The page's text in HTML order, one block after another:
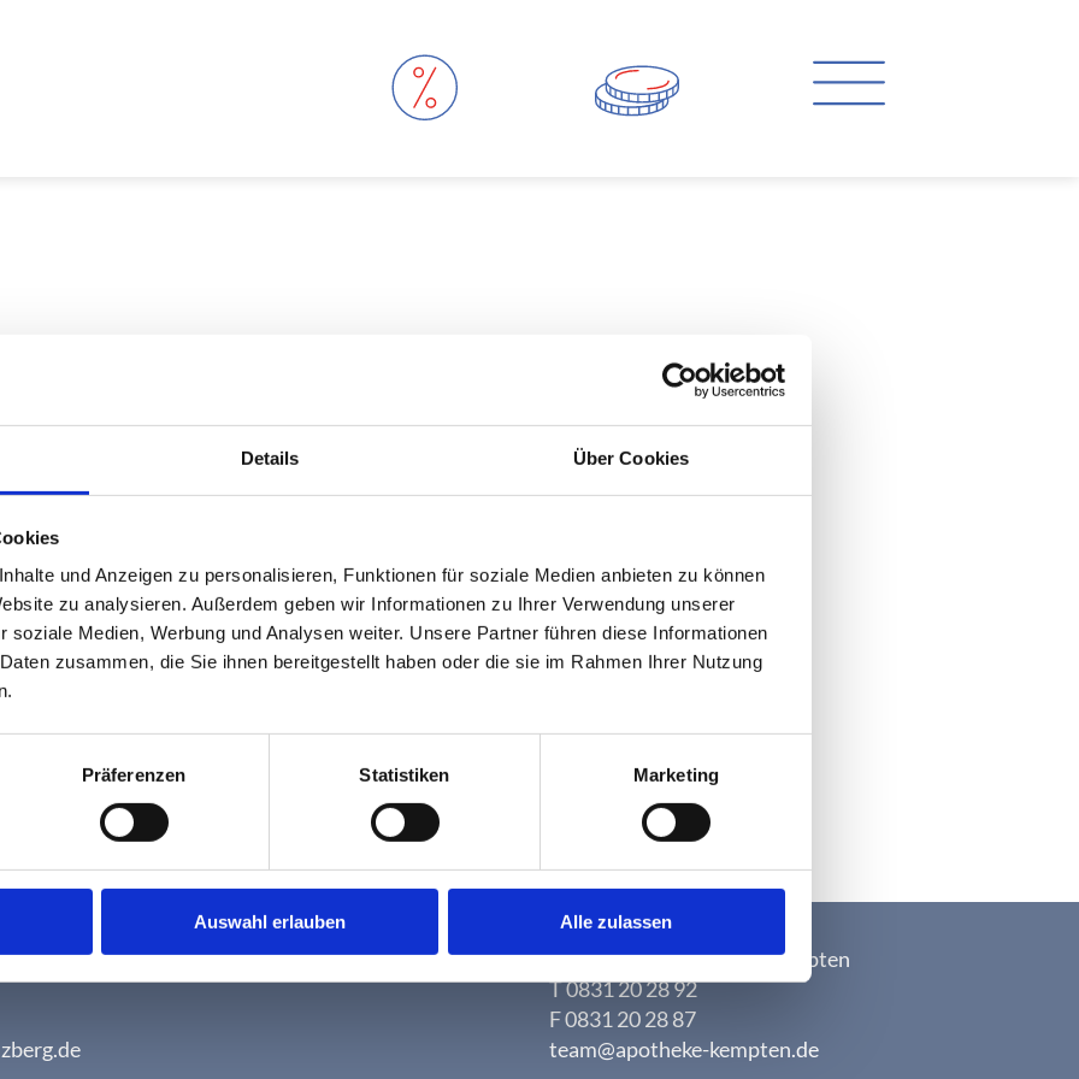
Details Über Cookies
und Anzeigen zu personalisieren, Funktionen für soziale Medien anbieten zu können
zu analysieren. Außerdem geben wir Informationen zu Ihrer Verwendung unserer
soziale Medien, Werbung und Analysen weiter. Unsere Partner führen diese Informationen
zusammen, die Sie ihnen bereitgestellt haben oder die sie im Rahmen Ihrer Nutzung
Präferenzen Statistiken Marketing
Auswahl erlauben Alle zulassen
e.K.
Sulzberg
Apotheke im Lyzeum e.K.
Auf’m Plätzle 1, 87435 Kempten
T 0831 20 28 92
F 0831 20 28 87
team@apotheke-kempten.de